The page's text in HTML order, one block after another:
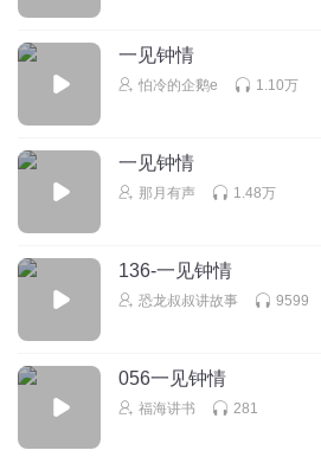
一见钟情
怕冷的企鹅e 1.10万
一见钟情
那月有声 1.48万
136-一见钟情
恐龙叔叔讲故事 9599
056一见钟情
福海讲书 281